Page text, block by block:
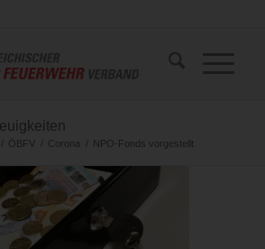
/ ÖBFV / Corona / NPO-Fonds vorgestellt